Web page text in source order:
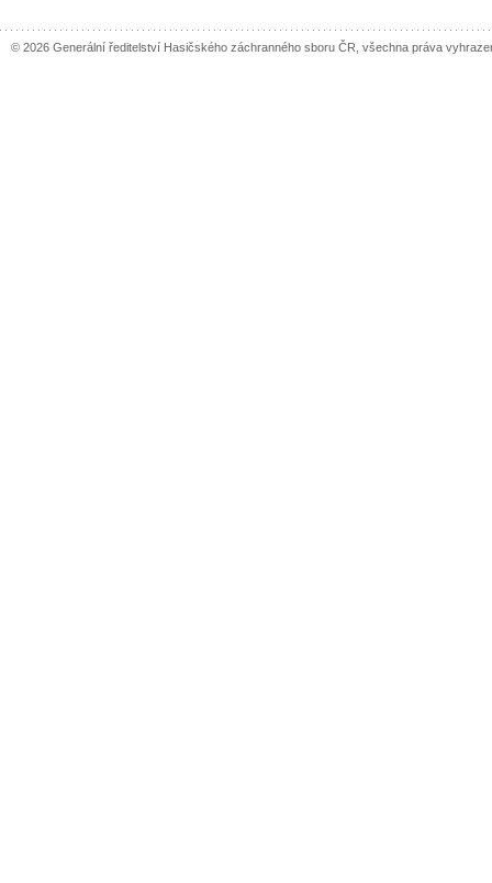
© 2026 Generální ředitelství Hasičského záchranného sboru ČR, všechna práva